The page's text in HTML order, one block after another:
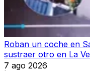
Roban un coche en
sustraer otro en La
7 ago 2026